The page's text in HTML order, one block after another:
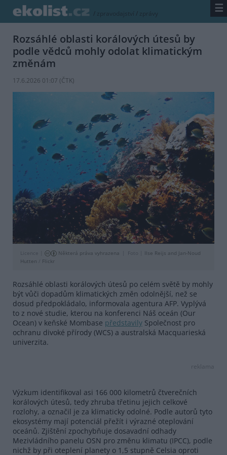
/ zpravodajství / zprávy ☰
Rozsáhlé oblasti korálových útesů by
podle vědců mohly odolat klimatickým
změnám
17.6.2026 01:07 (ČTK)
Licence | Některá práva vyhrazena Foto |
Ilse Reijs and Jan-Noud
Hutten
Flickr
Rozsáhlé oblasti korálových útesů po celém světě by mohly
být vůči dopadům klimatických změn odolnější, než se
dosud předpokládalo, informovala agentura AFP. Vyplývá
to z nové studie, kterou na konferenci Náš oceán (Our
Ocean) v keňské Mombase představily Společnost pro
ochranu divoké přírody (WCS) a australská Macquarieská
univerzita.
reklama
Výzkum identifikoval asi 166 000 kilometrů čtverečních
korálových útesů, tedy zhruba třetinu jejich celkové
rozlohy, a označil je za klimaticky odolné. Podle autorů tyto
ekosystémy mají potenciál přežít i výrazné oteplování
oceánů. Zjištění zpochybňuje dosavadní odhady
Mezivládního panelu OSN pro změnu klimatu (IPCC), podle
nichž by při oteplení planety o 1,5 stupně Celsia oproti